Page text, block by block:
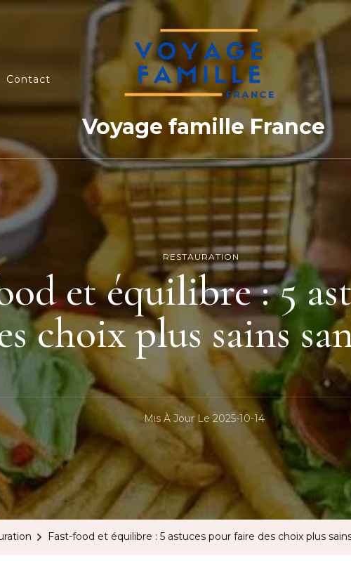
Contact
Voyage famille France
RESTAURATION
et équilibre : 5
choix plus sains
Mis À Jour Le2025-10-14
Fast-food et équilibre : 5 astuces pour faire des choix plus